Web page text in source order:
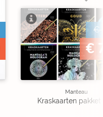
€
€
Manteau
Kraskaarten pakket